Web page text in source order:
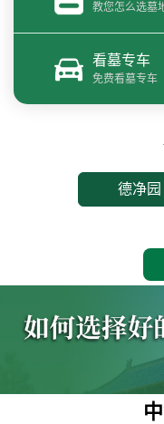
教您怎么选墓
看墓专车
免费看墓专车
德净园